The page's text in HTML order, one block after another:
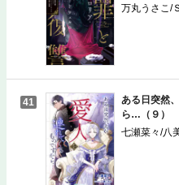
万丸うさこ/
41
ある日突然
ら…（９）
七瀬菜々/八